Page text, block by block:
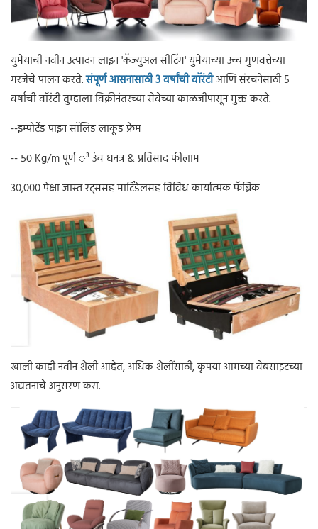
युमेयाची नवीन उत्पादन लाइन 'कॅज्युअल सीटिंग' युमेयाच्या उच्च गुणवत्तेच्या
गरजेचे पालन करते.संपूर्ण आसनासाठी 3 वर्षांची वॉरंटीआणि संरचनेसाठी 5
वर्षांची वॉरंटी तुम्हाला विक्रीनंतरच्या सेवेच्या काळजीपासून मुक्त करते.
--इम्पोर्टेड पाइन सॉलिड लाकूड फ्रेम
-- ५० Kg/m पूर्ण ³ उंच घनत्र & प्रतिसाद फीलाम
30,000 पेक्षा जास्त रट्ससह मार्टिंडेलसह विविध कार्यात्मक फॅब्रिक
खाली काही नवीन शैली आहेत, अधिक शैलींसाठी, कृपया आमच्या वेबसाइटच्या
अद्यतनाचे अनुसरण करा.